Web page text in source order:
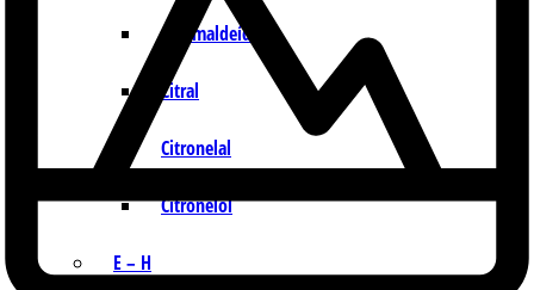
Cinamaldeído
Citral
Citronelal
Citronelol
E – H